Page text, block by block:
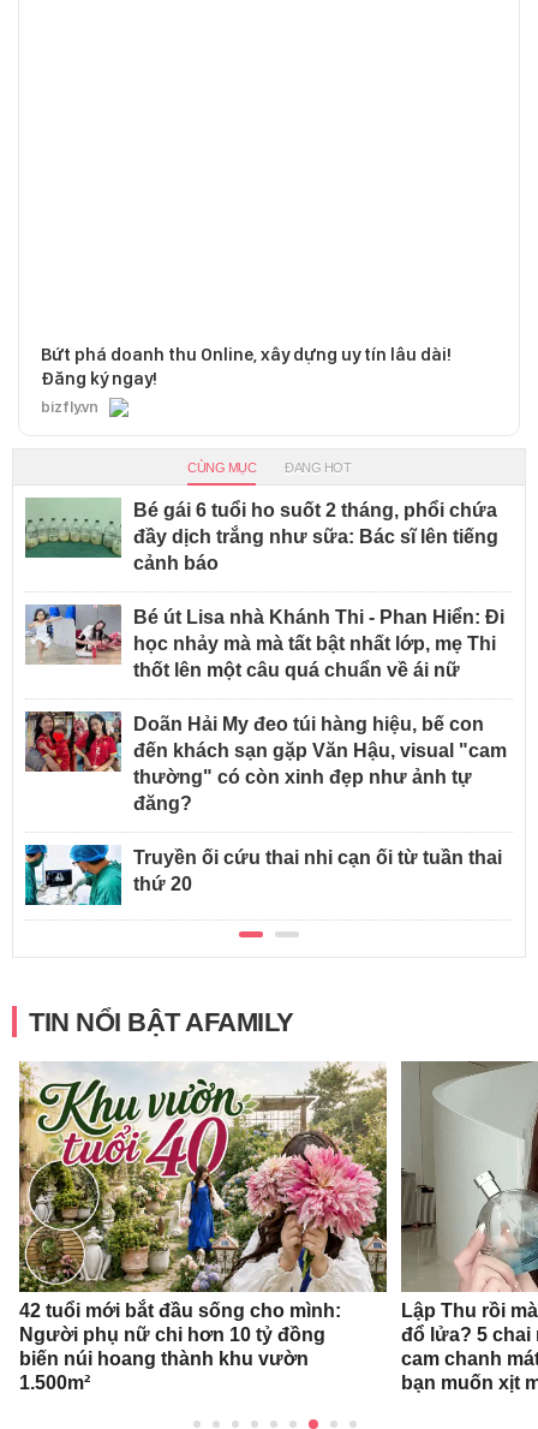
Bứt phá doanh thu Online, xây dựng uy tín lâu dài!
Đăng ký ngay!
bizfly.vn
CÙNG MỤC ĐANG HOT
Bé gái 6 tuổi ho suốt 2 tháng, phổi chứa
đầy dịch trắng như sữa: Bác sĩ lên tiếng
cảnh báo
Bé út Lisa nhà Khánh Thi - Phan Hiển: Đi
học nhảy mà mà tất bật nhất lớp, mẹ Thi
thốt lên một câu quá chuẩn về ái nữ
Doãn Hải My đeo túi hàng hiệu, bế con
đến khách sạn gặp Văn Hậu, visual "cam
thường" có còn xinh đẹp như ảnh tự
đăng?
Truyền ối cứu thai nhi cạn ối từ tuần thai
thứ 20
TIN NỔI BẬT AFAMILY
42 tuổi mới bắt đầu sống cho mình:
Người phụ nữ chi hơn 10 tỷ đồng
biến núi hoang thành khu vườn
1.500m²
Lập Thu rồi
đổ lửa? 5
cam chanh
bạn muốn xịt